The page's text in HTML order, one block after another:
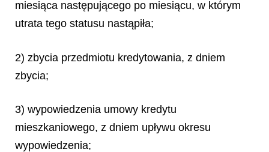
miesiąca następującego po miesiącu, w którym
utrata tego statusu nastąpiła;
2) zbycia przedmiotu kredytowania, z dniem
zbycia;
3) wypowiedzenia umowy kredytu
mieszkaniowego, z dniem upływu okresu
wypowiedzenia;